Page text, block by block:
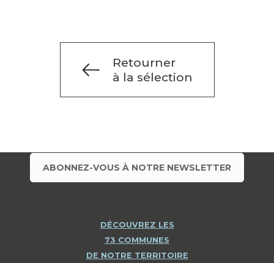
Retourner
à la sélection
ABONNEZ-VOUS À NOTRE NEWSLETTER
DÉCOUVREZ LES
73 COMMUNES
DE NOTRE TERRITOIRE